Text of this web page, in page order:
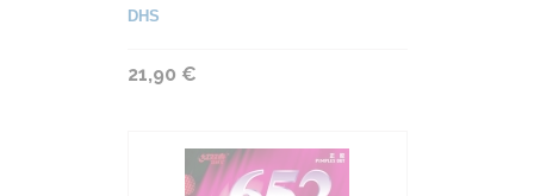
DHS
21,90 €